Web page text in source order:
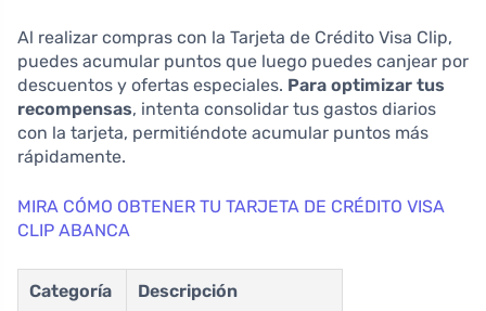
Al realizar compras con la Tarjeta de Crédito Visa Clip,
puedes acumular puntos que luego puedes canjear por
descuentos y ofertas especiales. Para optimizar tus
recompensas, intenta consolidar tus gastos diarios
con la tarjeta, permitiéndote acumular puntos más
rápidamente.
MIRA CÓMO OBTENER TU TARJETA DE CRÉDITO VISA
CLIP ABANCA
Categoría Descripción